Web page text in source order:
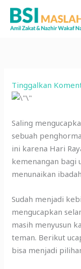
Lewati
konten
Tinggalkan
Saling
sebuah
ini karena Hari
kemenangan bagi
menunaikan
Sudah menjadi
mengucapkan
masih menyusun
teman. Berikut
bisa menjadi